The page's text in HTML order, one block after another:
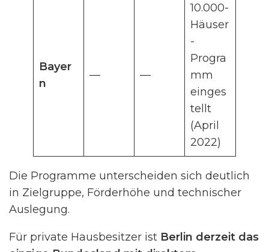
Bayer
n
— —
10.000-
Häuser
-
Progra
mm
einges
tellt
(April
2022)
Die Programme unterscheiden sich deutlich
in Zielgruppe, Förderhöhe und technischer
Auslegung.
Für private Hausbesitzer ist Berlin derzeit das